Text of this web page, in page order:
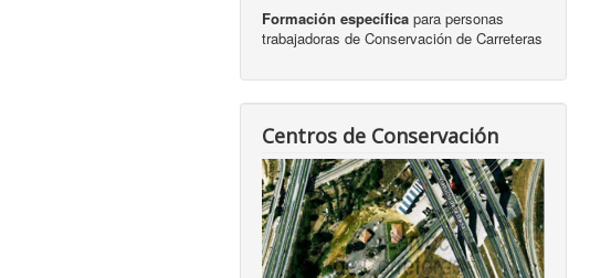
Formación específica para personas
trabajadoras de Conservación de Carreteras
Centros de Conservación